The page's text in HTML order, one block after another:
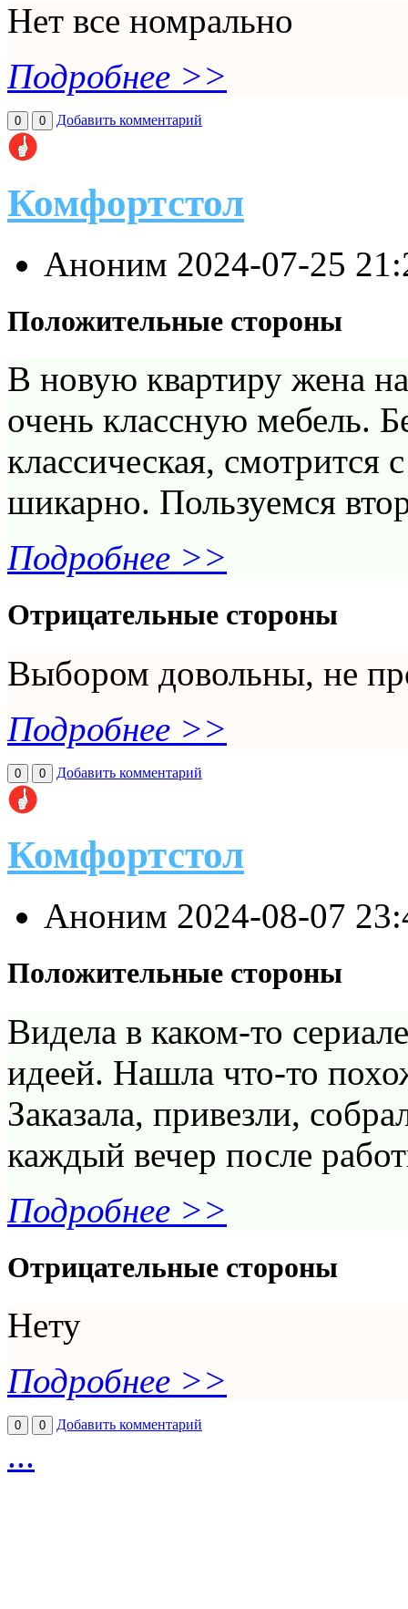
Нет все номрально
Подробнее >>
0 0 Добавить комментарий
Комфортстол
Аноним 2024-07-25
Положительные стороны
В новую квартиру жена
очень классную мебель.
классическая,
шикарно. Пользуемся
Подробнее >>
Отрицательные стороны
Выбором довольны, не
Подробнее >>
0 0 Добавить комментарий
Комфортстол
Аноним 2024-08-07
Положительные стороны
Видела в каком-то
идеей. Нашла что-то
Заказала, привезли,
каждый вечер после
Подробнее >>
Отрицательные стороны
Нету
Подробнее >>
0 0 Добавить комментарий
...